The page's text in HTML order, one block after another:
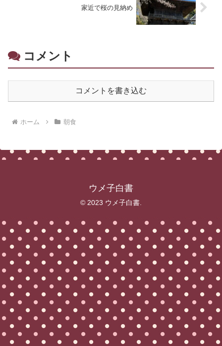
家近で桜の見納め
コメント
コメントを書き込む
ホーム 朝食
ウメ子白書
© 2023 ウメ子白書.